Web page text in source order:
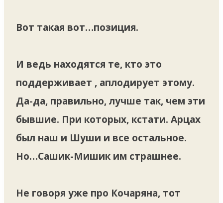
Вот такая вот…позиция.
И ведь находятся те, кто это
поддерживает , аплодирует этому.
Да-да, правильно, лучше так, чем эти
бывшие. При которых, кстати. Арцах
был наш и Шуши и все остальное.
Но…Сашик-Мишик им страшнее.
Не говоря уже про Кочаряна, тот